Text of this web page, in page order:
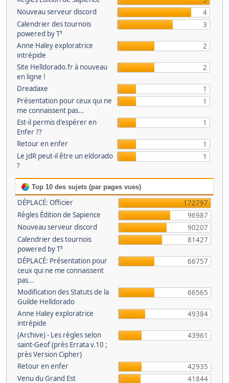
Nouveau serveur discord
4
Calendrier des tournois
powered by T³
3
Anne Haley exploratrice
intrépide
2
Site Helldorado.fr à nouveau
en ligne !
2
Dreadaxe
1
Présentation pour ceux qui ne
me connaissent pas...
1
Est-il permis d'espérer en
Enfer ??
1
Retour en enfer
1
Le JdR peut-il être un eldorado
?
1
Top 10 des sujets (par pages vues)
DÉPLACÉ: Officier
172797
Règles Édition de Sapience
96987
Nouveau serveur discord
90207
Calendrier des tournois
powered by T³
81427
DÉPLACÉ: Présentation pour
ceux qui ne me connaissent
pas...
66757
Modification des Statuts de la
Guilde Helldorado
66565
Anne Haley exploratrice
intrépide
49384
(Archive) - Les règles selon
saint-Geof (près Errata v.10 ;
près Version Cipher)
43961
Retour en enfer
42935
Venu du Grand Est
41844